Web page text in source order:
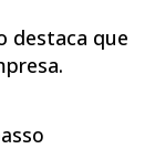
destaca que